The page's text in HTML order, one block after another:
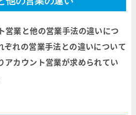
営業と他の営業手法の違いにつ
ぞれの営業手法との違いについて
アカウント営業が求められてい